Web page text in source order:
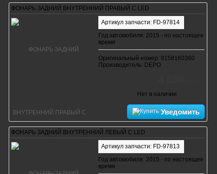
ФОНАРЬ ЗАДНИЙ ВНУТРЕННИЙ ПРАВЫЙ С LED
Артикул запчасти: FD-97814
Год автомобиля: 2015 - по настоящее
время
Оригинальный номер: 8158160360
Производитель: DEPO
Нет в наличии
Уведомить
ФОНАРЬ ЗАДНИЙ ВНУТРЕННИЙ ЛЕВЫЙ С LED
Артикул запчасти: FD-97813
Год автомобиля: 2015 - по настоящее
время